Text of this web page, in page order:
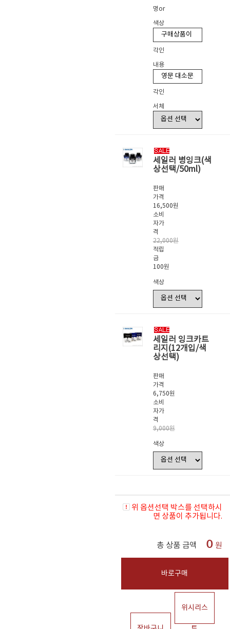
명or
색상
각인
내용
각인
서체
세일러 병잉크(색
상선택/50ml)
판매
가격
16,500원
소비
자가
격
22,000원
적립
금
100원
색상
세일러 잉크카트
리지(12개입/색
상선택)
판매
가격
6,750원
소비
자가
격
9,000원
색상
위 옵션선택 박스를 선택하시
면 상품이 추가됩니다.
총 상품 금액 0 원
바로구매
위시리스